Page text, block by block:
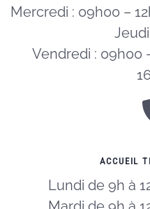
Mercredi : 09h00 –
Vendredi : 09h00
ACCUEIL
Lundi de 9h à